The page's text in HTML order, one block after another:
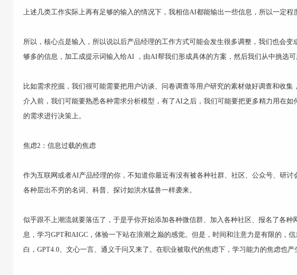
上述几类工作实际上再有足够的输入的情况下，我相信AI都能输出一些信息，所以一定程
所以，核心点是输入，所以说以后产品经理的工作方式可能会发生很多调整，我们也会
够多的信息，加工成提示词输入给AI ，由AI帮我们形成具体的方案，然后我们从中挑选可
比如需求挖掘，我们很可能需要把用户访谈、问卷调查等用户研究的素材做好调查和收
介入前，我们可能要熟悉各种需求分析模型，有了AI之后，我们可能要把更多精力用在
的需求进行决策上。
焦虑2：信息过载的焦虑
作为互联网或者AI产品经理的你，不知道你最近有没有被各种社群、社区、公众号、研讨
各种层出不穷的名词、科普、探讨如洪水猛兽一样袭来。
似乎跟不上潮流就要落伍了，于是乎你开始添加各种微信群、加入各种社区、报名了各
息，学习GPT和AIGC，体验一下站在浪潮之巅的感觉。但是，时间和注意力是有限的，
白，GPT4.0、文心一言、通义千问又来了。在职业被取代的焦虑下，学习能力的焦虑也产